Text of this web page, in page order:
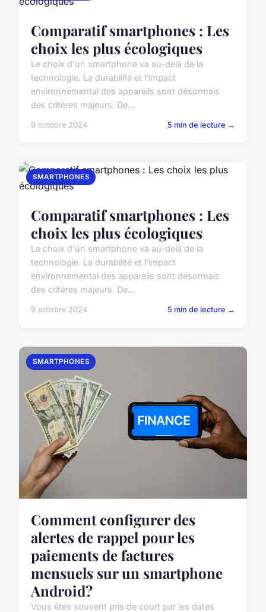
Comparatif smartphones : Les
choix les plus écologiques
Le choix d'un smartphone va au-delà de la
technologie. La durabilité et l'impact
environnemental des appareils sont désormais
des critères majeurs. De...
9 octobre 2024 5 min de lecture →
SMARTPHONES
Comparatif smartphones : Les
choix les plus écologiques
Le choix d'un smartphone va au-delà de la
technologie. La durabilité et l'impact
environnemental des appareils sont désormais
des critères majeurs. De...
9 octobre 2024 5 min de lecture →
SMARTPHONES
Comment configurer des
alertes de rappel pour les
paiements de factures
mensuels sur un smartphone
Android?
Vous êtes souvent pris de court par les dates